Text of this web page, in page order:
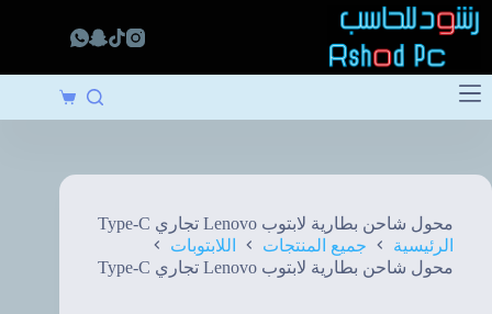
التجاوز
إلى
المحتوى
عربة
محول شاحن بطارية لابتوب Lenovo تجاري Type-C
الرئيسية
جميع المنتجات
اللابتوبات
محول شاحن بطارية لابتوب Lenovo تجاري Type-C